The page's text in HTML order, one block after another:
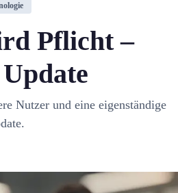
Pflicht –
Nutzer und eine eigenständige